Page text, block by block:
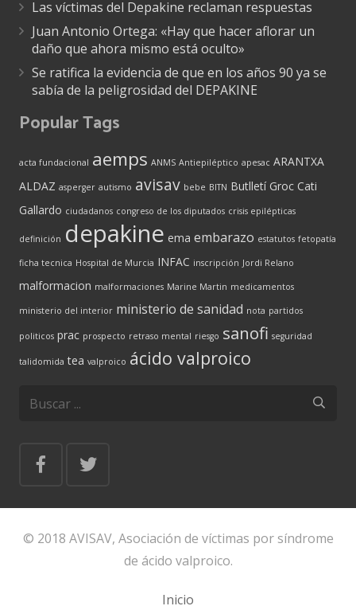
Las víctimas del Depakine reclaman respuestas
Juan Antonio Ortega: «Hay que hacer aflorar un
daño que ahora mismo está oculto»
Se ratifica la evidencia de que en los años 90 ya se
sabía de la peligrosidad del DEPAKINE
Popular Tags
acta fundacional aemps ANMS Antiepiléptico apesac ARANTXA
ALDAZ asperger autismo avisav bebe BITN Butlletí Groc Cati
Gallardo ciudadanos congreso de los diputados crisis epilépticas
definición depakine ema embarazo estatutos fetopatía
ficha tecnica Hospital de Murcia INFAC inscripción Jordi Relano
malformacion malformaciones Marine Martin medicamentos
ministerio del interior ministerio de sanidad nota partidos
politicos prac prospecto retraso mental riesgo sanofi seguridad
talidomida tea valproico ácido valproico
© 2018 AVISAV, Asociación de víctimas por síndrome
de ácido valproico.
Inicio